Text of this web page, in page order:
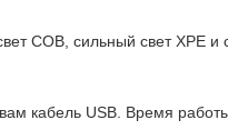
COB, сильный свет XPE и
кабель USB. Время